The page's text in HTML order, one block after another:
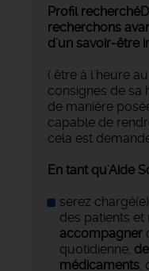
Profil recherché
recherchons
d'un savoir-être
( être à l'heure
consignes de sa
de manière
capable de
cela est
En tant qu'Aide
serez
des patients et
accompagner
quotidienne,
médicaments,